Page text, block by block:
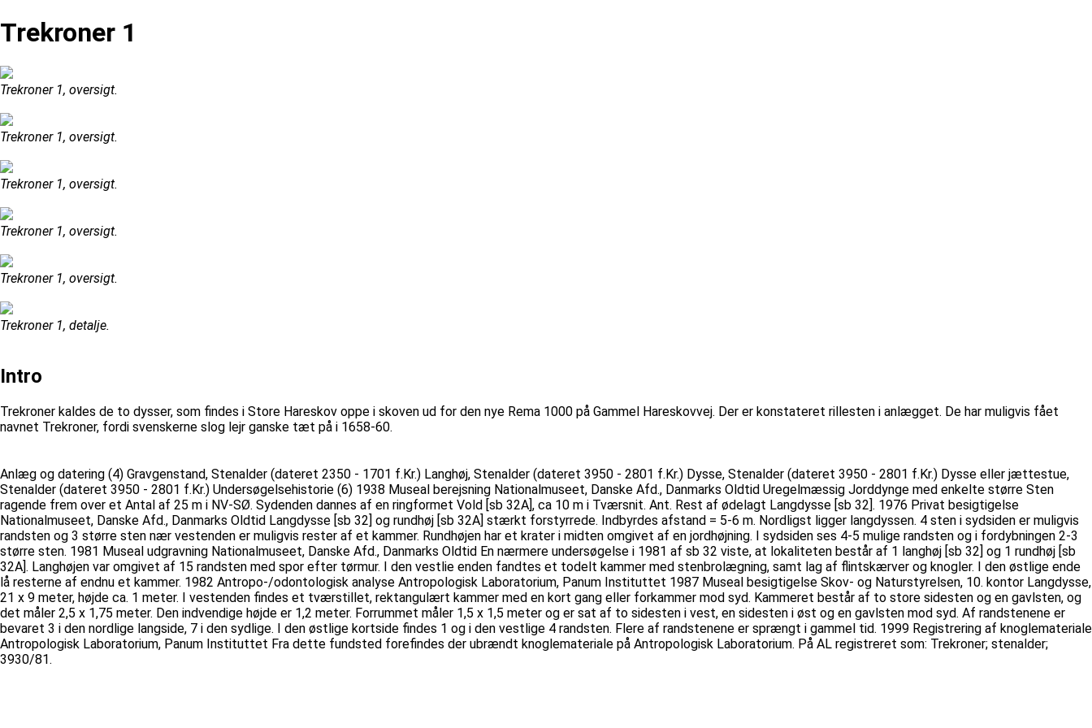
Trekroner 1
Trekroner 1, oversigt.
Trekroner 1, oversigt.
Trekroner 1, oversigt.
Trekroner 1, oversigt.
Trekroner 1, oversigt.
Trekroner 1, detalje.
Intro
Trekroner kaldes de to dysser, som findes i Store Hareskov oppe i skoven ud for den nye Rema 1000 på Gammel Hareskovvej. Der er konstateret rillesten i anlægget. De har muligvis fået
navnet Trekroner, fordi svenskerne slog lejr ganske tæt på i 1658-60.
Anlæg og datering (4) Gravgenstand, Stenalder (dateret 2350 - 1701 f.Kr.) Langhøj, Stenalder (dateret 3950 - 2801 f.Kr.) Dysse, Stenalder (dateret 3950 - 2801 f.Kr.) Dysse eller jættestue,
Stenalder (dateret 3950 - 2801 f.Kr.) Undersøgelsehistorie (6) 1938 Museal berejsning Nationalmuseet, Danske Afd., Danmarks Oldtid Uregelmæssig Jorddynge med enkelte større Sten
ragende frem over et Antal af 25 m i NV-SØ. Sydenden dannes af en ringformet Vold [sb 32A], ca 10 m i Tværsnit. Ant. Rest af ødelagt Langdysse [sb 32]. 1976 Privat besigtigelse
Nationalmuseet, Danske Afd., Danmarks Oldtid Langdysse [sb 32] og rundhøj [sb 32A] stærkt forstyrrede. Indbyrdes afstand = 5-6 m. Nordligst ligger langdyssen. 4 sten i sydsiden er muligvis
randsten og 3 større sten nær vestenden er muligvis rester af et kammer. Rundhøjen har et krater i midten omgivet af en jordhøjning. I sydsiden ses 4-5 mulige randsten og i fordybningen 2-3
større sten. 1981 Museal udgravning Nationalmuseet, Danske Afd., Danmarks Oldtid En nærmere undersøgelse i 1981 af sb 32 viste, at lokaliteten består af 1 langhøj [sb 32] og 1 rundhøj [sb
32A]. Langhøjen var omgivet af 15 randsten med spor efter tørmur. I den vestlie enden fandtes et todelt kammer med stenbrolægning, samt lag af flintskærver og knogler. I den østlige ende
lå resterne af endnu et kammer. 1982 Antropo-/odontologisk analyse Antropologisk Laboratorium, Panum Instituttet 1987 Museal besigtigelse Skov- og Naturstyrelsen, 10. kontor Langdysse,
21 x 9 meter, højde ca. 1 meter. I vestenden findes et tværstillet, rektangulært kammer med en kort gang eller forkammer mod syd. Kammeret består af to store sidesten og en gavlsten, og
det måler 2,5 x 1,75 meter. Den indvendige højde er 1,2 meter. Forrummet måler 1,5 x 1,5 meter og er sat af to sidesten i vest, en sidesten i øst og en gavlsten mod syd. Af randstenene er
bevaret 3 i den nordlige langside, 7 i den sydlige. I den østlige kortside findes 1 og i den vestlige 4 randsten. Flere af randstenene er sprængt i gammel tid. 1999 Registrering af knoglemateriale
Antropologisk Laboratorium, Panum Instituttet Fra dette fundsted forefindes der ubrændt knoglemateriale på Antropologisk Laboratorium. På AL registreret som: Trekroner; stenalder;
3930/81.